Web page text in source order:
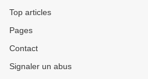
Top articles
Pages
Contact
Signaler un abus